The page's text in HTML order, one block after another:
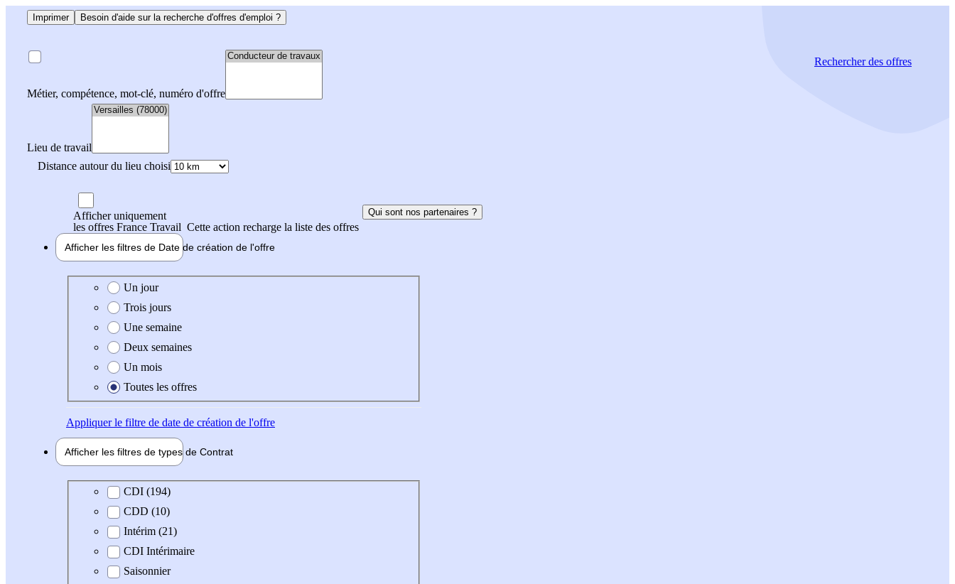
Imprimer Besoin d'aide sur la recherche d'offres d'emploi ?
Métier, compétence, mot-clé, numéro d'offre
Lieu de travail
Distance autour du lieu choisi
Rechercherdes offres
Afficher uniquement
les offres France Travail Cette action recharge la liste des offres
Qui sont nos partenaires ?
Afficher les filtres de Date de création de l'offre
Date de création de l'offre
Un jour
Trois jours
Une semaine
Deux semaines
Un mois
Toutes les offres
Appliquerle filtre de date de création de l'offre
Afficher les filtres de types de Contrat
Type de contratCDI (194)
CDD (10)
Intérim (21)
CDI Intérimaire
Saisonnier